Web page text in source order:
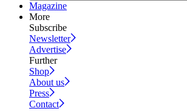
Magazine
More
Subscribe
Newsletter
Advertise
Further
Shop
About us
Press
Contact